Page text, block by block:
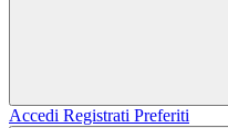
Accedi Registrati Preferiti